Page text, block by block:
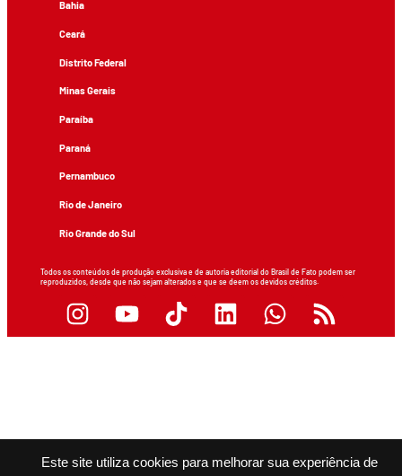
Este site utiliza cookies para melhorar sua experiência de
Bahia
Ceará
Distrito Federal
Minas Gerais
Paraíba
Paraná
Pernambuco
Rio de Janeiro
Rio Grande do Sul
Todos os conteúdos de produção exclusiva e de autoria editorial do Brasil de Fato podem ser
reproduzidos, desde que não sejam alterados e que se deem os devidos créditos.